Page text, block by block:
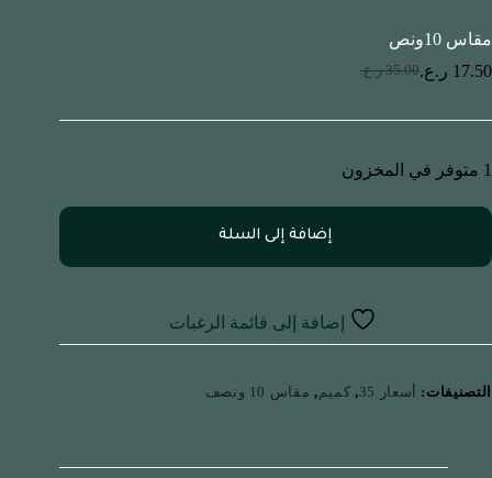
مقاس 10ونص
35.00 ر.ع. 17.50 ر.ع.
1 متوفر في المخزون
إضافة إلى السلة
إضافة إلى قائمة الرغبات
التصنيفات: أسعار 35 , كميم , مقاس 10 ونصف